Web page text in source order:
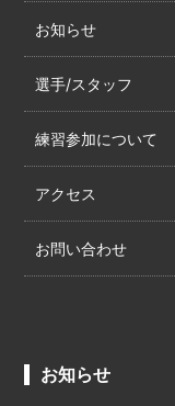
お知らせ
選手/スタッフ
練習参加について
アクセス
お問い合わせ
お知らせ